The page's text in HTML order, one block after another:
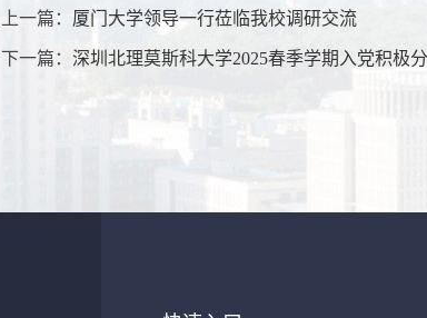
上一篇： 厦门大学领导一行莅临我校调研交流
下一篇： 深圳北理莫斯科大学2025春季学期入党积极